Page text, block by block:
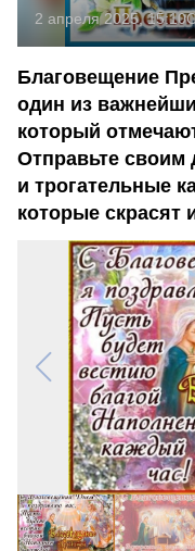
2 апреля 2025, 15:10
Благовещение
один из
который
Отправьте своим
и трогательные
которые скрасят